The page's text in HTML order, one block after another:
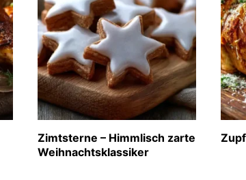
Zimtsterne – Himmlisch zarte
Weihnachtsklassiker